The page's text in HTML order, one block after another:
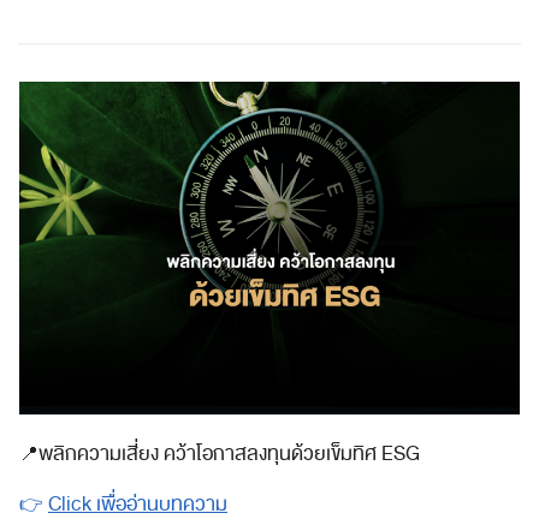
📍พลิกความเสี่ยง คว้าโอกาสลงทุนด้วยเข็มทิศ ESG
👉Click เพื่ออ่านบทความ